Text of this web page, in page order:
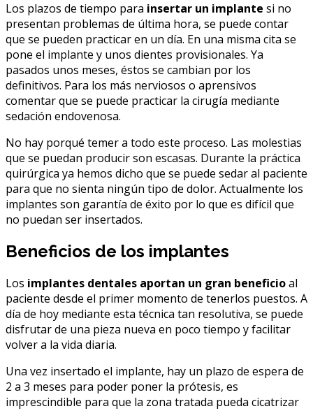
Los plazos de tiempo para insertar un implante si no
presentan problemas de última hora, se puede contar
que se pueden practicar en un día. En una misma cita se
pone el implante y unos dientes provisionales. Ya
pasados unos meses, éstos se cambian por los
definitivos. Para los más nerviosos o aprensivos
comentar que se puede practicar la cirugía mediante
sedación endovenosa.
No hay porqué temer a todo este proceso. Las molestias
que se puedan producir son escasas. Durante la práctica
quirúrgica ya hemos dicho que se puede sedar al paciente
para que no sienta ningún tipo de dolor. Actualmente los
implantes son garantía de éxito por lo que es difícil que
no puedan ser insertados.
Beneficios de los implantes
Los implantes dentales aportan un gran beneficioal
paciente desde el primer momento de tenerlos puestos. A
día de hoy mediante esta técnica tan resolutiva, se puede
disfrutar de una pieza nueva en poco tiempo y facilitar
volver a la vida diaria.
Una vez insertado el implante, hay un plazo de espera de
2 a 3 meses para poder poner la prótesis, es
imprescindible para que la zona tratada pueda cicatrizar